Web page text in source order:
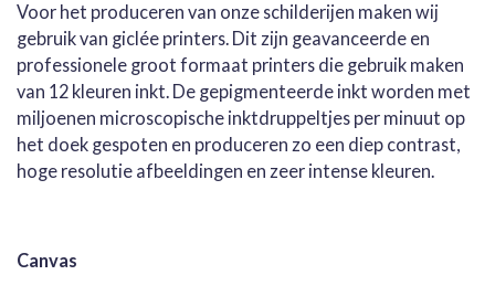
Voor het produceren van onze schilderijen maken wij
gebruik van giclée printers. Dit zijn geavanceerde en
professionele groot formaat printers die gebruik maken
van 12 kleuren inkt. De gepigmenteerde inkt worden met
miljoenen microscopische inktdruppeltjes per minuut op
het doek gespoten en produceren zo een diep contrast,
hoge resolutie afbeeldingen en zeer intense kleuren.
Canvas